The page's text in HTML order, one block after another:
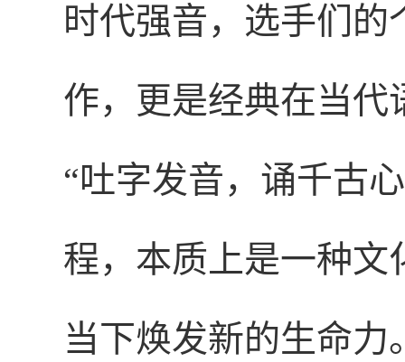
时代强音，选手们
作，更是经典在当代
“吐字发音，诵千古
程，本质上是一种文
当下焕发新的生命力